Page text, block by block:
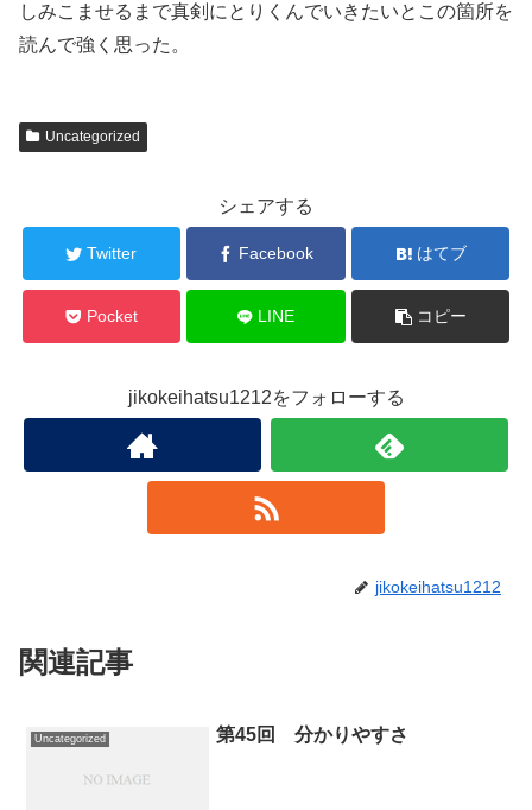
しみこませるまで真剣にとりくんでいきたいとこの箇所を
読んで強く思った。
Uncategorized
シェアする
Twitter Facebook はてブ
Pocket LINE コピー
jikokeihatsu1212をフォローする
jikokeihatsu1212
関連記事
Uncategorized 第45回 分かりやすさ